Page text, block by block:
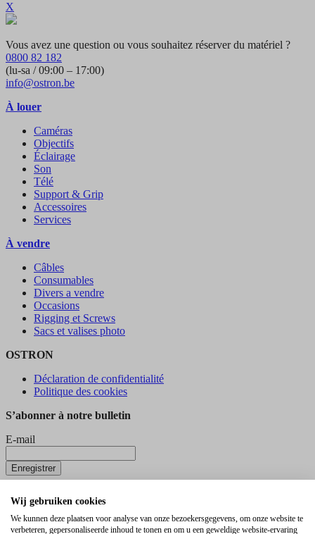
X
Vous avez une question ou vous souhaitez réserver du matériel ?
0800 82 182
(lu-sa / 09:00 – 17:00)
info@ostron.be
À louer
Caméras
Objectifs
Éclairage
Son
Télé
Support & Grip
Accessoires
Services
À vendre
Câbles
Consumables
Divers a vendre
Occasions
Rigging et Screws
Sacs et valises photo
OSTRON
Déclaration de confidentialité
Politique des cookies
S’abonner à notre bulletin
E-mail
Enregistrer
Bijenstraat 3
Wij gebruiken cookies
We kunnen deze plaatsen voor analyse van onze bezoekersgegevens, om onze website te
verbeteren, gepersonaliseerde inhoud te tonen en om u een geweldige website-ervaring